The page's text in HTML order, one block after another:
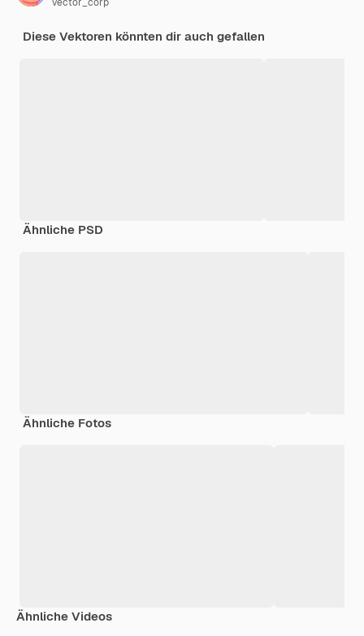
Diese Vektoren könnten dir auch gefallen
Ähnliche PSD
Ähnliche Fotos
Ähnliche Videos